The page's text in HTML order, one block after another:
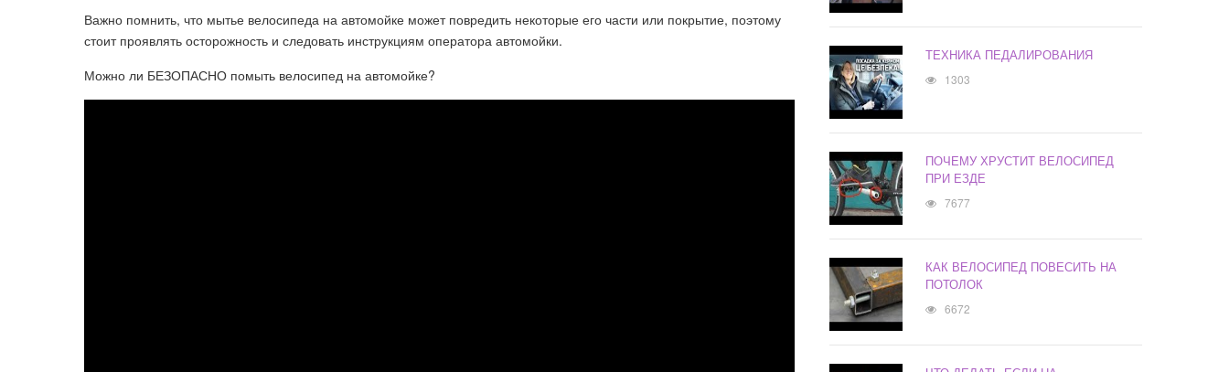
Важно помнить, что мытье велосипеда на автомойке может повредить некоторые его части или покрытие, поэтому
стоит проявлять осторожность и следовать инструкциям оператора автомойки.
Можно ли БЕЗОПАСНО помыть велосипед на автомойке?
ТЕХНИКА ПЕДАЛИРОВАНИЯ
1303
ПОЧЕМУ ХРУСТИТ ВЕЛОСИПЕД
ПРИ ЕЗДЕ
7677
КАК ВЕЛОСИПЕД ПОВЕСИТЬ НА
ПОТОЛОК
6672